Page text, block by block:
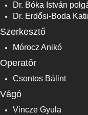
Dr. Bóka István
Dr. Erdősi-Boda
Szerkesztő
Mórocz Anikó
Operatőr
Csontos Bálint
Vágó
Vincze Gyula